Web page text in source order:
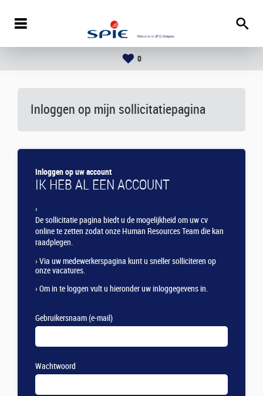
0
Inloggen op mijn sollicitatiepagina
IK HEB AL EEN ACCOUNT
›
De sollicitatie pagina biedt u de mogelijkheid om uw cv
online te zetten zodat onze Human Resources Team die kan
raadplegen.
› Via uw medewerkerspagina kunt u sneller solliciteren op
onze vacatures.
› Om in te loggen vult u hieronder uw inloggegevens in.
Inloggen op uw account
Gebruikersnaam (e-mail)
Wachtwoord